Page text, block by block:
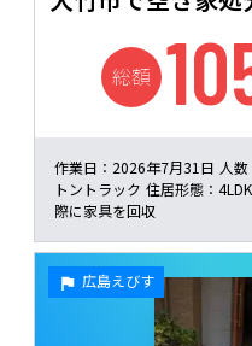
総額
作業日： 2026年7月31日 人数
トントラック 住居形態： 4LDK
際に家具を回収
広島えびす